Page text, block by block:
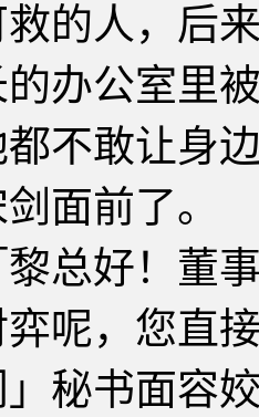
的人，后
办公室里
都不敢让身
面前了。
好！董事
呢，您直
」秘书面容